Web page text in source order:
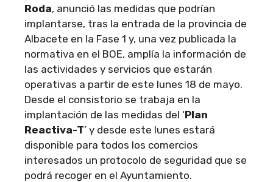
Roda, anunció las medidas que podrían
implantarse, tras la entrada de la provincia de
Albacete en la Fase 1 y, una vez publicada la
normativa en el BOE, amplía la información de
las actividades y servicios que estarán
operativas a partir de este lunes 18 de mayo.
Desde el consistorio se trabaja en la
implantación de las medidas del ‘Plan
Reactiva-T’ y desde este lunes estará
disponible para todos los comercios
interesados un protocolo de seguridad que se
podrá recoger en el Ayuntamiento.